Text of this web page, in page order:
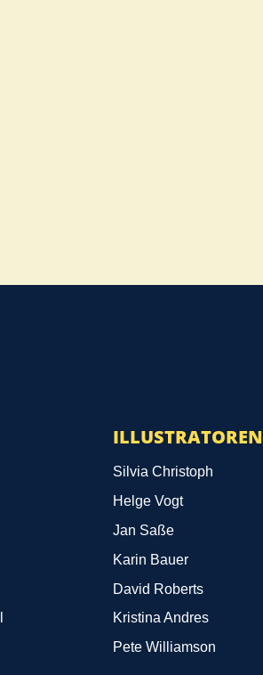
ILLUSTRATOREN
Silvia Christoph
Helge Vogt
Jan Saße
Karin Bauer
David Roberts
Kristina Andres
Pete Williamson